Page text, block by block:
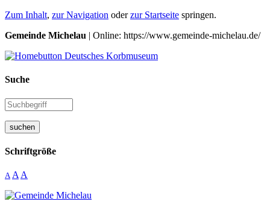
Zum Inhalt, zur Navigation oderzur Startseite springen.
Gemeinde Michelau | Online: https://www.gemeinde-michelau.de/
Suche
suchen
Schriftgröße
A A A